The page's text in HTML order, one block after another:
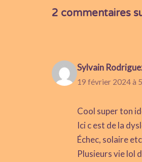
2 commentaires
Sylvain
19 février 2024 à
Cool super ton
Ici c est de la
Échec, solaire
Plusieurs vie lol